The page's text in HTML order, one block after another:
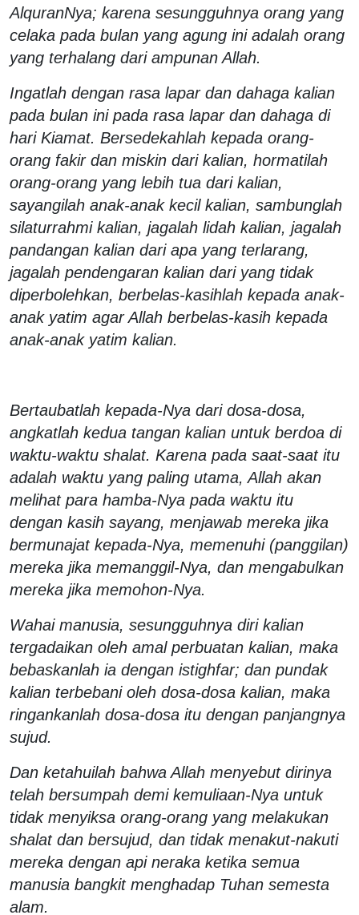
AlquranNya; karena sesungguhnya orang yang
celaka pada bulan yang agung ini adalah orang
yang terhalang dari ampunan Allah.
Ingatlah dengan rasa lapar dan dahaga kalian
pada bulan ini pada rasa lapar dan dahaga di
hari Kiamat. Bersedekahlah kepada orang-
orang fakir dan miskin dari kalian, hormatilah
orang-orang yang lebih tua dari kalian,
sayangilah anak-anak kecil kalian, sambunglah
silaturrahmi kalian, jagalah lidah kalian, jagalah
pandangan kalian dari apa yang terlarang,
jagalah pendengaran kalian dari yang tidak
diperbolehkan, berbelas-kasihlah kepada anak-
anak yatim agar Allah berbelas-kasih kepada
anak-anak yatim kalian.
Bertaubatlah kepada-Nya dari dosa-dosa,
angkatlah kedua tangan kalian untuk berdoa di
waktu-waktu shalat. Karena pada saat-saat itu
adalah waktu yang paling utama, Allah akan
melihat para hamba-Nya pada waktu itu
dengan kasih sayang, menjawab mereka jika
bermunajat kepada-Nya, memenuhi (panggilan)
mereka jika memanggil-Nya, dan mengabulkan
mereka jika memohon-Nya.
Wahai manusia, sesungguhnya diri kalian
tergadaikan oleh amal perbuatan kalian, maka
bebaskanlah ia dengan istighfar; dan pundak
kalian terbebani oleh dosa-dosa kalian, maka
ringankanlah dosa-dosa itu dengan panjangnya
sujud.
Dan ketahuilah bahwa Allah menyebut dirinya
telah bersumpah demi kemuliaan-Nya untuk
tidak menyiksa orang-orang yang melakukan
shalat dan bersujud, dan tidak menakut-nakuti
mereka dengan api neraka ketika semua
manusia bangkit menghadap Tuhan semesta
alam.